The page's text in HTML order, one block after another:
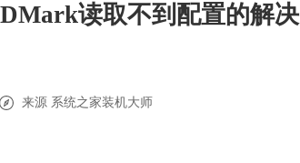
读取不到配置的解决
来源 系统之家装机大师